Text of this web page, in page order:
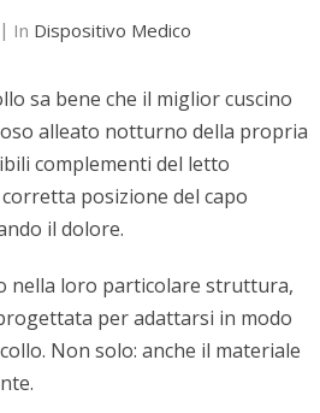
In Dispositivo Medico
sa bene che il miglior cuscino
alleato notturno della propria
complementi del letto
posizione del capo
il dolore.
nella loro particolare struttura,
per adattarsi in modo
Non solo: anche il materiale